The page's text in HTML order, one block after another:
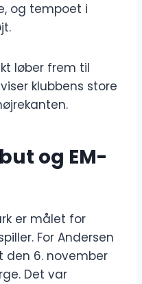
og tempoet i
løber frem til
klubbens store
og EM-
er målet for
For Andersen
den 6. november
Det var